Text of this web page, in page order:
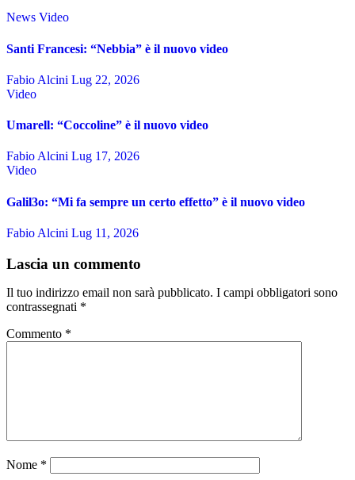
News Video
Santi Francesi: “Nebbia” è il nuovo video
Fabio Alcini Lug 22, 2026
Video
Umarell: “Coccoline” è il nuovo video
Fabio Alcini Lug 17, 2026
Video
Galil3o: “Mi fa sempre un certo effetto” è il nuovo video
Fabio Alcini Lug 11, 2026
Lascia un commento
Il tuo indirizzo email non sarà pubblicato. I campi obbligatori sono
contrassegnati *
Commento *
Nome *